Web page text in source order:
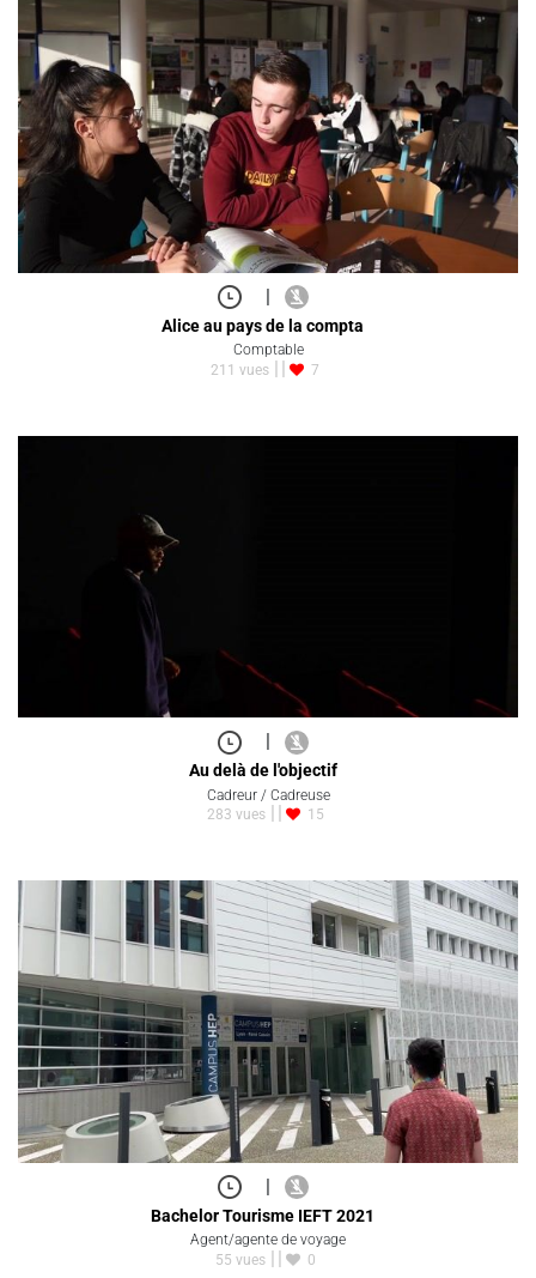
|
Alice au pays de la compta
Comptable
211 vues
7
|
Au delà de l'objectif
Cadreur / Cadreuse
283 vues
15
|
Bachelor Tourisme IEFT 2021
Agent/agente de voyage
55 vues
0